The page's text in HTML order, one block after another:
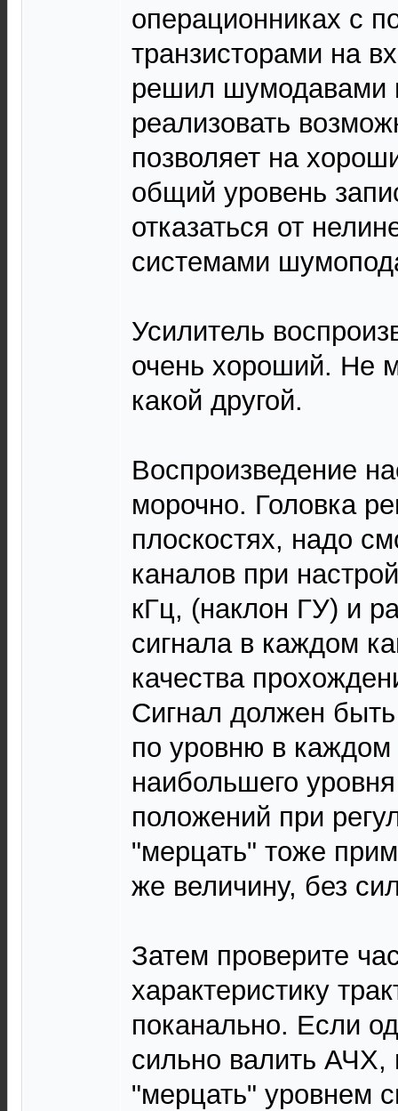
операционниках с
транзисторами на
решил шумодавами
реализовать
позволяет на
общий уровень
отказаться от
системами
Усилитель
очень хороший. Не
какой другой.
Воспроизведение
морочно. Головка
плоскостях, надо
каналов при
кГц, (наклон ГУ) и
сигнала в каждом
качества
Сигнал должен
по уровню в каждом
наибольшего
положений при
"мерцать" тоже
же величину, без
Затем проверите
характеристику
поканально. Если
сильно валить АЧХ,
"мерцать" уровнем